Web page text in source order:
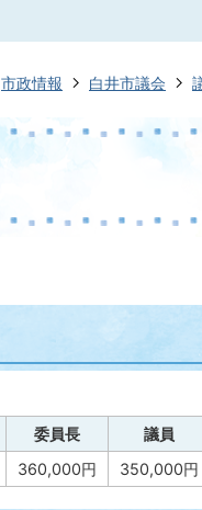
市政情報 白井市議会
委員長
議員
360,000円 350,000円